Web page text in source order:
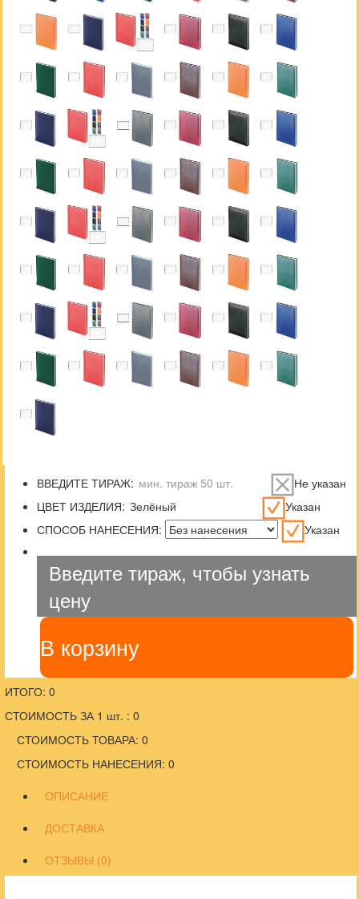
ВВЕДИТЕ ТИРАЖ:
Не указан
ЦВЕТ ИЗДЕЛИЯ:
Указан
СПОСОБ НАНЕСЕНИЯ:
Указан
Введите тираж, чтобы узнать
цену
В корзину
ИТОГО: 0
СТОИМОСТЬ ЗА 1 шт. : 0
СТОИМОСТЬ ТОВАРА: 0
СТОИМОСТЬ НАНЕСЕНИЯ: 0
ОПИСАНИЕ
ДОСТАВКА
ОТЗЫВЫ (0)